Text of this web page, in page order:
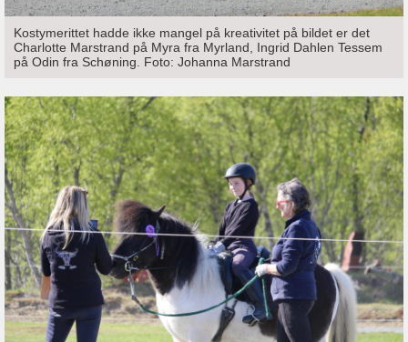
Kostymerittet hadde ikke mangel på kreativitet på bildet er det
Charlotte Marstrand på Myra fra Myrland, Ingrid Dahlen Tessem
på Odin fra Schøning. Foto: Johanna Marstrand